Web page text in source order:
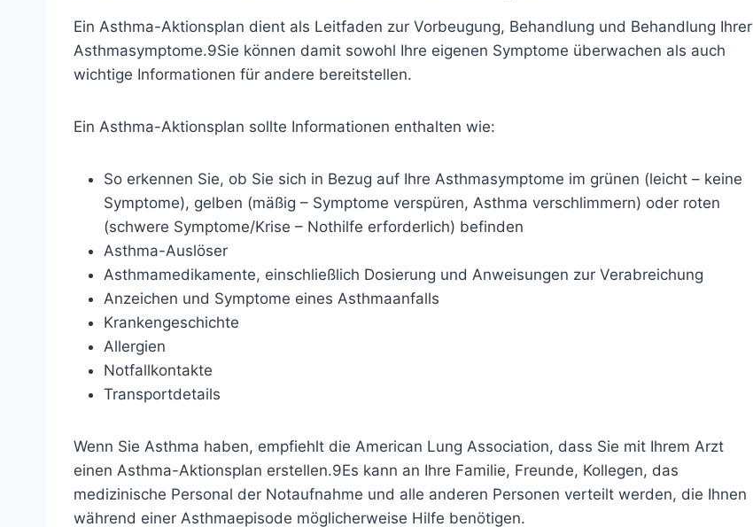
Ein Asthma-Aktionsplan dient als Leitfaden zur Vorbeugung, Behandlung und Behandlung Ihrer
Asthmasymptome.9Sie können damit sowohl Ihre eigenen Symptome überwachen als auch
wichtige Informationen für andere bereitstellen.
Ein Asthma-Aktionsplan sollte Informationen enthalten wie:
So erkennen Sie, ob Sie sich in Bezug auf Ihre Asthmasymptome im grünen (leicht – keine
Symptome), gelben (mäßig – Symptome verspüren, Asthma verschlimmern) oder roten
(schwere Symptome/Krise – Nothilfe erforderlich) befinden
Asthma-Auslöser
Asthmamedikamente, einschließlich Dosierung und Anweisungen zur Verabreichung
Anzeichen und Symptome eines Asthmaanfalls
Krankengeschichte
Allergien
Notfallkontakte
Transportdetails
Wenn Sie Asthma haben, empfiehlt die American Lung Association, dass Sie mit Ihrem Arzt
einen Asthma-Aktionsplan erstellen.9Es kann an Ihre Familie, Freunde, Kollegen, das
medizinische Personal der Notaufnahme und alle anderen Personen verteilt werden, die Ihnen
während einer Asthmaepisode möglicherweise Hilfe benötigen.